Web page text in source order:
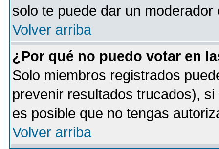
solo te puede dar un
Volver arriba
¿Por qué no puedo votar en
Solo miembros registrados
prevenir resultados trucados),
es posible que no tengas
Volver arriba